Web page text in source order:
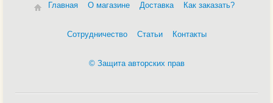
Главная О магазине Доставка Как заказать?
Сотрудничество Статьи Контакты
© Защита авторских прав